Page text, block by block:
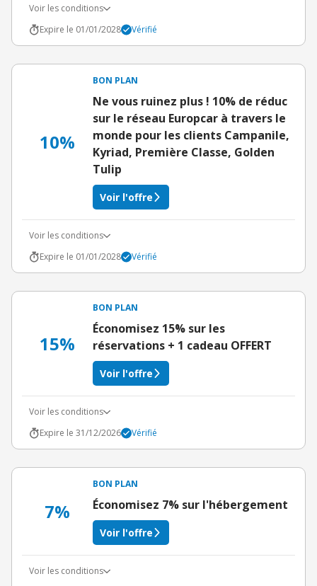
Voir les conditions
Expire le 01/01/2028
Vérifié
10%
BON PLAN
Ne vous ruinez plus ! 10% de réduc
sur le réseau Europcar à travers le
monde pour les clients Campanile,
Kyriad, Première Classe, Golden
Tulip
Voir l'offre
Voir les conditions
Expire le 01/01/2028
Vérifié
15%
BON PLAN
Économisez 15% sur les
réservations + 1 cadeau OFFERT
Voir l'offre
Voir les conditions
Expire le 31/12/2026
Vérifié
7%
BON PLAN
Économisez 7% sur l'hébergement
Voir l'offre
Voir les conditions